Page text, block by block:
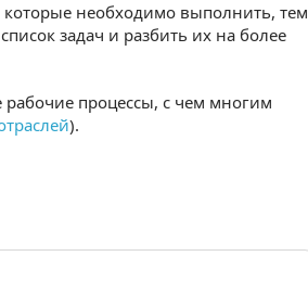
необходимо выполнить, тем
задач и разбить их на более
процессы, с чем многим
).